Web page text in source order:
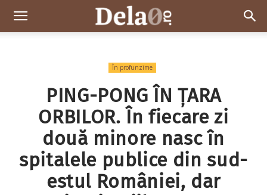
Dela0
În profunzime
PING-PONG ÎN ȚARA
ORBILOR. În fiecare zi
două minore nasc în
spitalele publice din sud-
estul României, dar